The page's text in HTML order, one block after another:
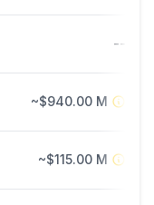
--
~$940.00 M
~$115.00 M